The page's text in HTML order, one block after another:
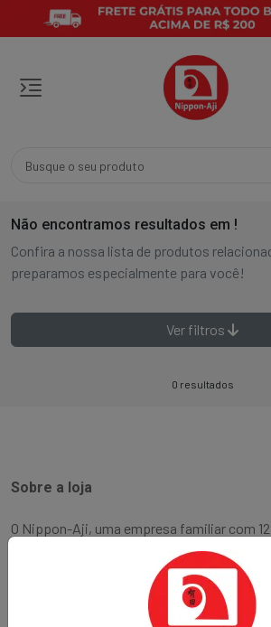
Não encontramos resultados em !
Confira a nossa lista de produtos
preparamos especialmente para você!
Ver filtros
0 resultados
Sobre a loja
O Nippon-Aji, uma empresa familiar com
experiência, é especializada em produtos
Fundada no bairro Bigorrilho em Curitiba,
compromisso de oferecer aos nossos
preços justos e um atendimento